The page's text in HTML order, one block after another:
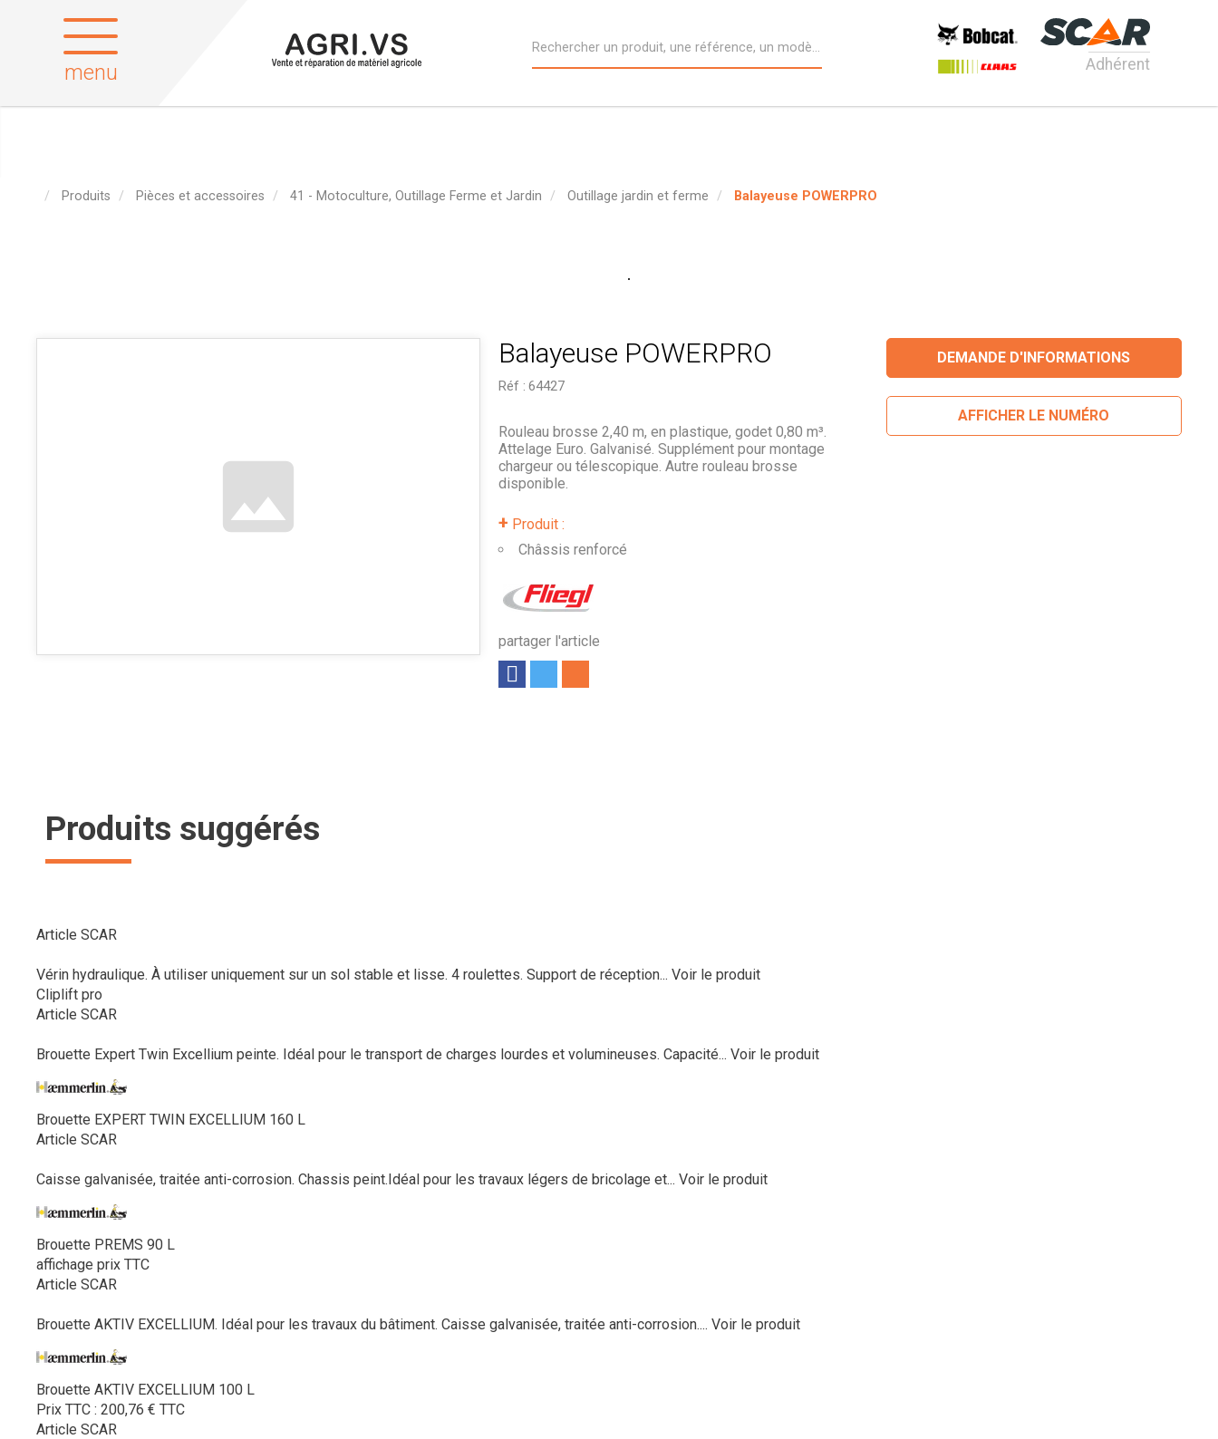
menu Adhérent
Produits Pièces et accessoires 41 - Motoculture, Outillage Ferme et Jardin Outillage jardin et ferme Balayeuse POWERPRO
Balayeuse POWERPRO
Réf : 64427
+ Produit :
Châssis renforcé
partager l'article
Rouleau brosse 2,40 m, en plastique, godet 0,80 m³.
Attelage Euro. Galvanisé. Supplément pour montage
chargeur ou télescopique. Autre rouleau brosse
disponible.
DEMANDE D'INFORMATIONS
AFFICHER LE NUMÉRO
Produits suggérés
Article SCAR
Vérin hydraulique. À utiliser uniquement sur un sol stable et lisse. 4 roulettes. Support de réception... Voir le produit
Cliplift pro
Article SCAR
Brouette Expert Twin Excellium peinte. Idéal pour le transport de charges lourdes et volumineuses. Capacité... Voir le produit
Brouette EXPERT TWIN EXCELLIUM 160 L
Article SCAR
Caisse galvanisée, traitée anti-corrosion. Chassis peint.Idéal pour les travaux légers de bricolage et... Voir le produit
Brouette PREMS 90 L
affichage prix TTC
Article SCAR
Brouette AKTIV EXCELLIUM. Idéal pour les travaux du bâtiment. Caisse galvanisée, traitée anti-corrosion.... Voir le produit
Brouette AKTIV EXCELLIUM 100 L
Prix TTC : 200,76 € TTC
Article SCAR